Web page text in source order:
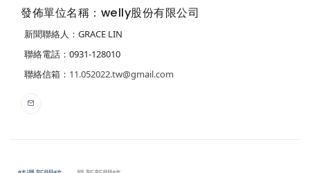
發佈單位名稱：welly股份有限公司
新聞聯絡人：GRACE LIN
聯絡電話：0931-128010
聯絡信箱： 11.052022.tw@gmail.com